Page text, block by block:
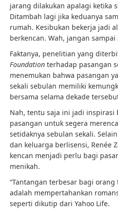
jarang dilakukan apalagi ketika
Ditambah lagi jika keduanya
rumah. Kesibukan bekerja jadi
berkencan. Wah, jangan
Faktanya, penelitian yang
Foundation terhadap pasangan
menemukan bahwa pasangan
sekali sebulan memiliki
bersama selama dekade
Nah, tentu saja ini jadi inspirasi
pasangan untuk segera
setidaknya sebulan sekali.
dan keluarga berlisensi, Renée
kencan menjadi perlu bagi
menikah.
“Tantangan terbesar bagi
adalah mempertahankan
seperti dikutip dari Yahoo Life.